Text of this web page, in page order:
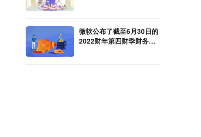
微软公布了截至6月30日的
2022财年第四财季财务业